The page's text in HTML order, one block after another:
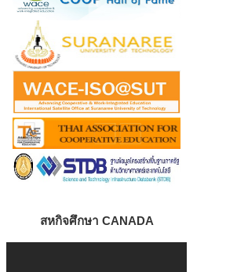
สหกิจศึกษา CANADA